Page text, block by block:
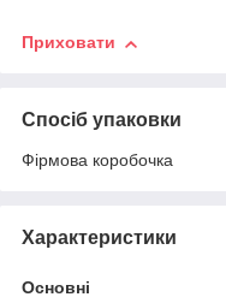
Приховати
Спосіб упаковки
Фірмова коробочка
Характеристики
Основні